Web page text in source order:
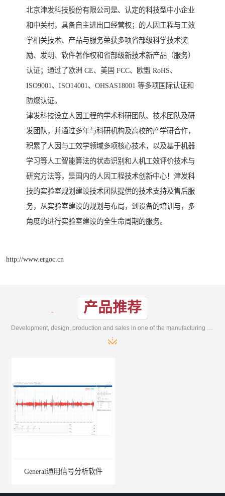
北京津发科技股份有限公司是、认定的科技型中小企业
和中关村，具备自主进出口经营权；的人因工程与工效
学相关技术、产品与服务荣获多项省部级科学技术奖
励、发明、软件著作权和省部级新技术新产品（服务）
认证；通过了欧洲 CE、美国 FCC、欧盟 RoHS、
ISO9001、ISO14001、OHSAS18001 等多项国际认证和
防爆认证。
津发科技设立人因工程的学术科研团队、技术团队及研
发团队，并通过多年与科研机构及高校的产学研合作，
积累了人因与工效学领域多项核心技术，以及基于机器
学习等人工智能算法的状态识别和人机工效评价技术与
研究方法等，是国内的人因工程技术创新中心！津发科
技的实验室规划建设技术团队提供的技术支持及售后服
务，从实验室建设的规划与布局，到设备的培训与，多
角度的进行实验室建设的全生命周期的服务。
http://www.ergoc.cn
产品推荐
Development, design, production and sales in one of the manufacturing enterprises
General通用信号分析软件